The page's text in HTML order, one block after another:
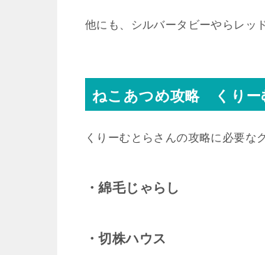
他にも、シルバータビーやらレッ
ねこあつめ攻略 くりー
くりーむとらさんの攻略に必要な
・綿毛じゃらし
・切株ハウス